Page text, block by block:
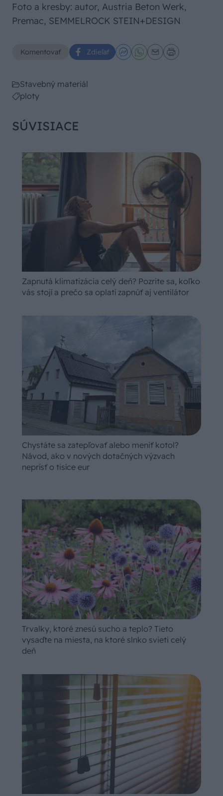
Foto a kresby: autor, Austria Beton Werk,
Premac, SEMMELROCK STEIN+DESIGN
Komentovať Zdieľať
Stavebný materiál
ploty
SÚVISIACE
Zapnutá klimatizácia celý deň? Pozrite sa, koľko
vás stojí a prečo sa oplatí zapnúť aj ventilátor
Chystáte sa zatepľovať alebo meniť kotol?
Návod, ako v nových dotačných výzvach
neprísť o tisíce eur
Trvalky, ktoré znesú sucho a teplo? Tieto
vysaďte na miesta, na ktoré slnko svieti celý
deň